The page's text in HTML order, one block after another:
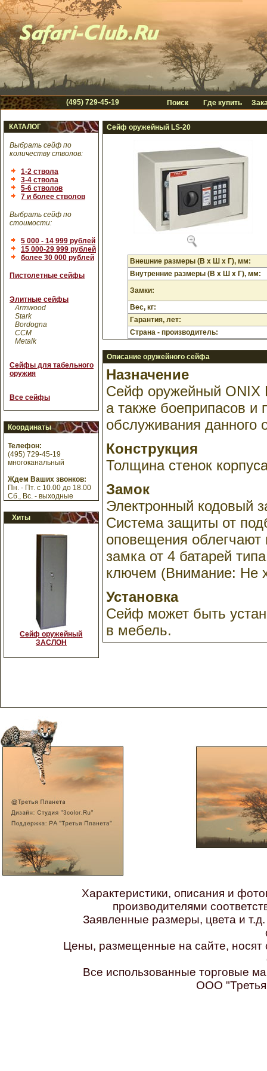
(495) 729-45-19 Поиск Где купить
КАТАЛОГ
Выбрать сейф по
количеству стволов:
1-2 ствола
3-4 ствола
5-6 стволов
7 и более стволов
Выбрать сейф по
стоимости:
5 000 - 14 999 рублей
15 000-29 999 рублей
более 30 000 рублей
Пистолетные сейфы
Элитные сейфы
Armwood
Stark
Bordogna
CCM
Metalk
Сейфы для табельного
оружия
Все сейфы
Координаты
Телефон:
(495) 729-45-19
многоканальный
Ждем Ваших звонков:
Пн. - Пт. с 10.00 до 18.00
Сб., Вс. - выходные
Хиты
Сейф оружейный
ЗАСЛОН
Сейф оружейный LS-20
Внешние размеры (В х Ш х Г), мм:
Внутренние размеры (В х Ш х Г), мм:
Замки:
Вес, кг:
Гарантия, лет:
Страна - производитель:
Описание оружейного сейфа
Назначение
Сейф оружейный ONIX
а также боеприпасов и
обслуживания данного
Конструкция
Толщина стенок
Замок
Электронный кодовый
Система защиты от
оповещения
замка от 4 батарей
ключем (Внимание: Не
Установка
Сейф может быть
в мебель.
Характеристики, описания и
производителями
Заявленные размеры, цвета и
Цены, размещенные на сайте, носят
Все использованные торговые
ООО